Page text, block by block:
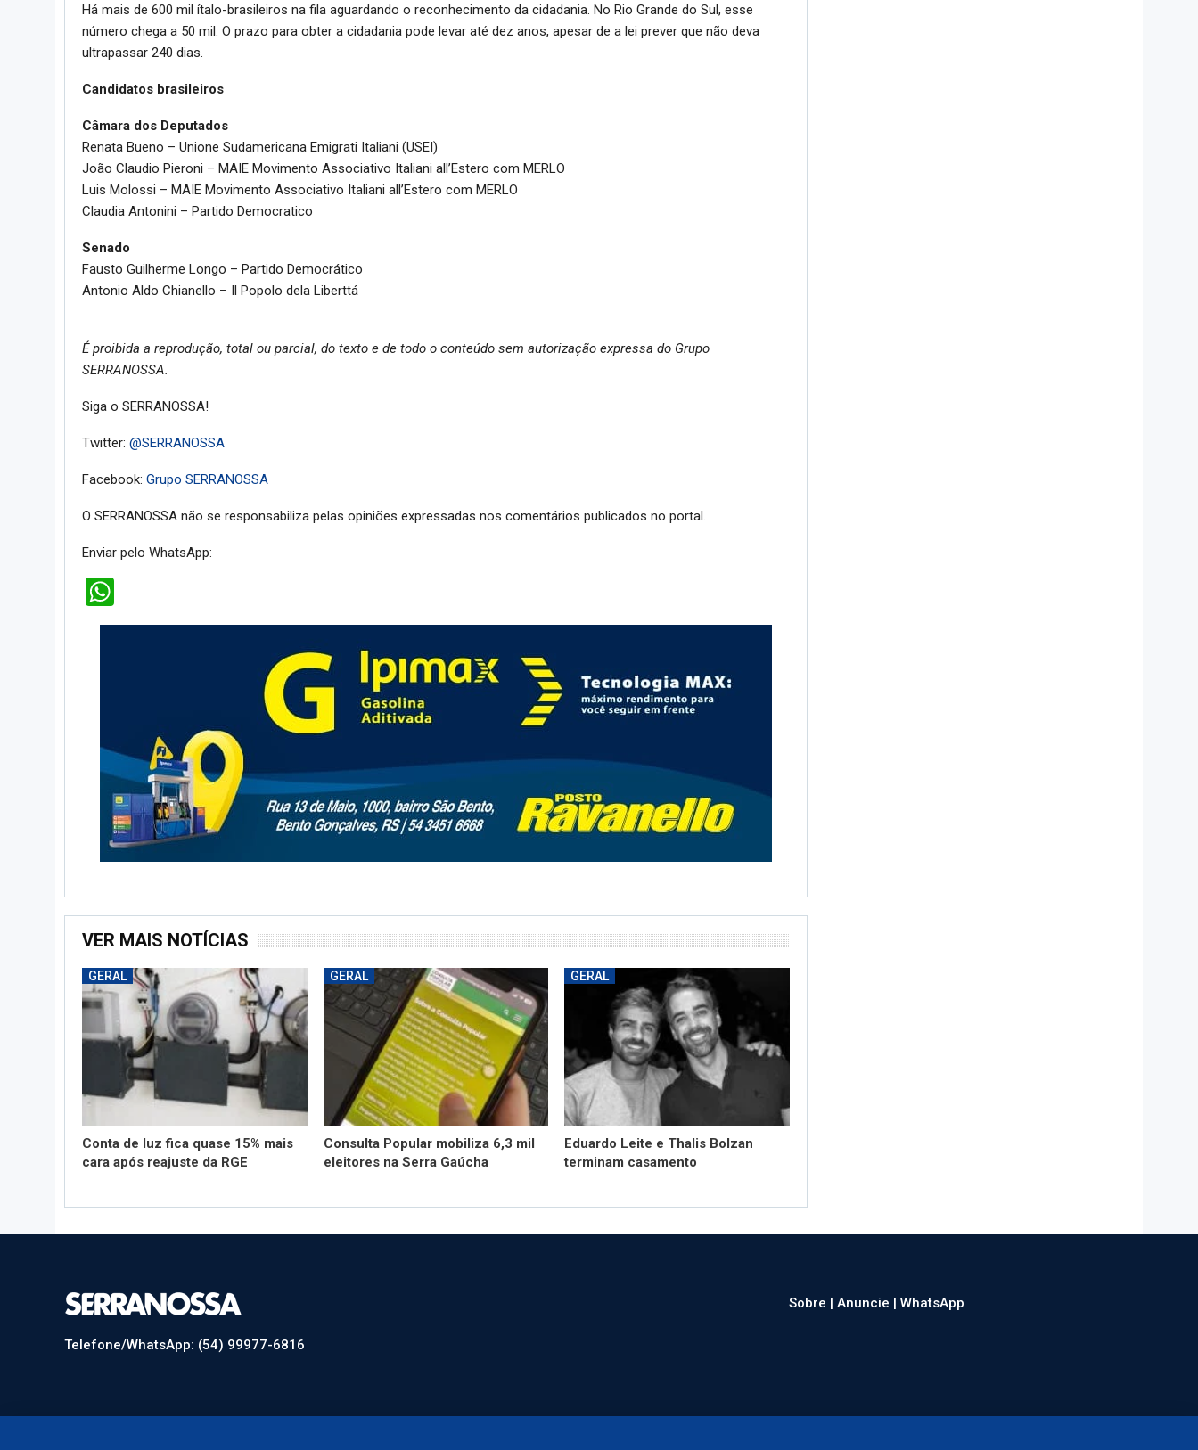
Há mais de 600 mil ítalo-brasileiros na fila aguardando o reconhecimento da cidadania. No Rio Grande do Sul, esse
número chega a 50 mil. O prazo para obter a cidadania pode levar até dez anos, apesar de a lei prever que não deva
ultrapassar 240 dias.
Candidatos brasileiros
Câmara dos Deputados
Renata Bueno – Unione Sudamericana Emigrati Italiani (USEI)
João Claudio Pieroni – MAIE Movimento Associativo Italiani all’Estero com MERLO
Luis Molossi – MAIE Movimento Associativo Italiani all’Estero com MERLO
Claudia Antonini – Partido Democratico
Senado
Fausto Guilherme Longo – Partido Democrático
Antonio Aldo Chianello – Il Popolo dela Liberttá
É proibida a reprodução, total ou parcial, do texto e de todo o conteúdo sem autorização expressa do Grupo
SERRANOSSA.
Siga o SERRANOSSA!
Twitter: @SERRANOSSA
Facebook: Grupo SERRANOSSA
O SERRANOSSA não se responsabiliza pelas opiniões expressadas nos comentários publicados no portal.
Enviar pelo WhatsApp:
VER MAIS NOTÍCIAS
GERAL
Conta de luz fica quase 15% mais
cara após reajuste da RGE
GERAL
Consulta Popular mobiliza 6,3 mil
eleitores na Serra Gaúcha
GERAL
Eduardo Leite e Thalis Bolzan
terminam casamento
Telefone/WhatsApp: (54) 99977-6816
Sobre |Anuncie |WhatsApp